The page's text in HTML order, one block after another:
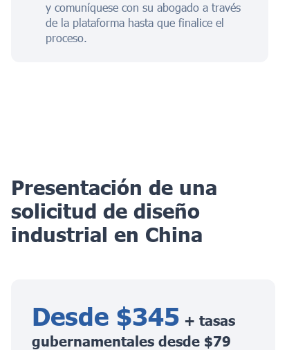
y comuníquese con su abogado a través
de la plataforma hasta que finalice el
proceso.
Presentación de una
solicitud de diseño
industrial en China
Desde $345 + tasas
gubernamentales desde $79